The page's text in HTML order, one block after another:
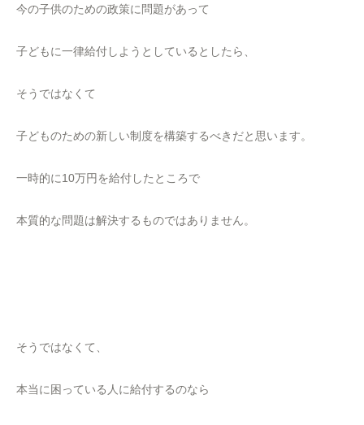
今の子供のための政策に問題があって
子どもに一律給付しようとしているとしたら、
そうではなくて
子どものための新しい制度を構築するべきだと思います。
一時的に10万円を給付したところで
本質的な問題は解決するものではありません。
そうではなくて、
本当に困っている人に給付するのなら